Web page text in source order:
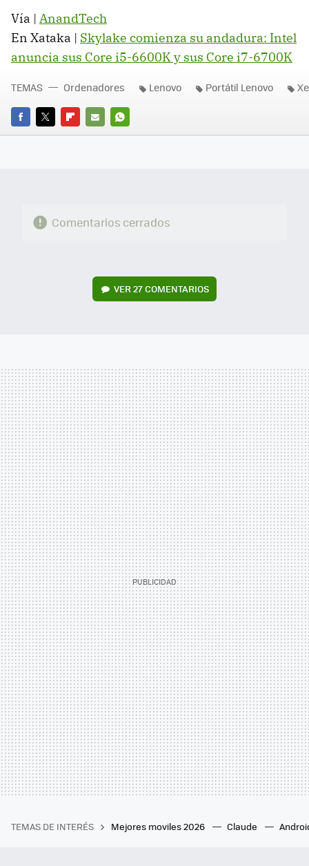
Vía | AnandTech
En Xataka | Skylake comienza su andadura: Intel
anuncia sus Core i5-6600K y sus Core i7-6700K
FACEBOOK
TWITTERFLIPBOARD
E-
WHATSAPP
TEMAS Ordenadores Lenovo Portátil Lenovo
Comentarios cerrados
VER 27 COMENTARIOS
TEMAS DE INTERÉS Mejores moviles 2026 Claude